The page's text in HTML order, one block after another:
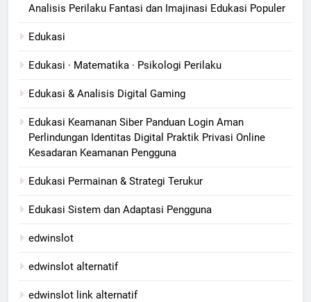
Analisis Perilaku Fantasi dan Imajinasi Edukasi Populer
Edukasi
Edukasi · Matematika · Psikologi Perilaku
Edukasi & Analisis Digital Gaming
Edukasi Keamanan Siber Panduan Login Aman
Perlindungan Identitas Digital Praktik Privasi Online
Kesadaran Keamanan Pengguna
Edukasi Permainan & Strategi Terukur
Edukasi Sistem dan Adaptasi Pengguna
edwinslot
edwinslot alternatif
edwinslot link alternatif